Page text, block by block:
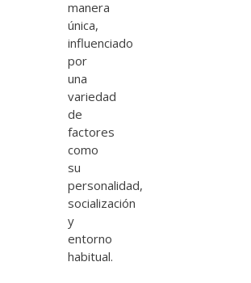
manera
única,
influenciado
por
una
variedad
de
factores
como
su
personalidad,
socialización
y
entorno
habitual.